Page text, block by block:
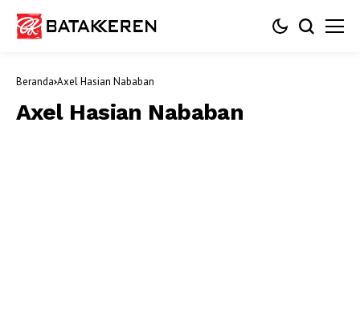
Beranda Axel Hasian Nababan
Axel Hasian Nababan